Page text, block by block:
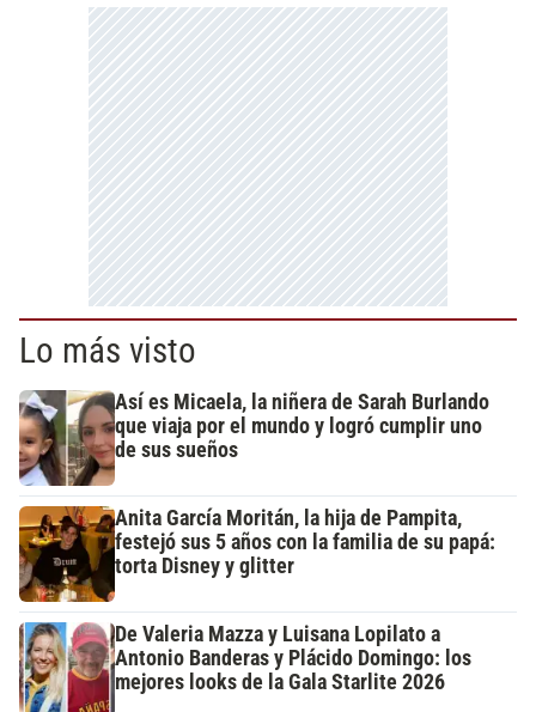
Lo más visto
Así es Micaela, la niñera de Sarah Burlando
que viaja por el mundo y logró cumplir uno
de sus sueños
Anita García Moritán, la hija de Pampita,
festejó sus 5 años con la familia de su papá:
torta Disney y glitter
De Valeria Mazza y Luisana Lopilato a
Antonio Banderas y Plácido Domingo: los
mejores looks de la Gala Starlite 2026